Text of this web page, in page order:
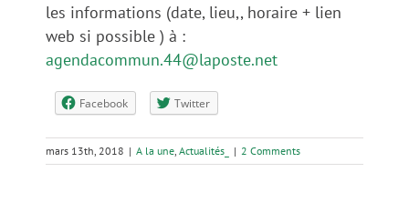
les informations (date, lieu,, horaire + lien
web si possible ) à :
agendacommun.44@laposte.net
Facebook Twitter
mars 13th, 2018 | A la une Actualités_ | 2 Comments